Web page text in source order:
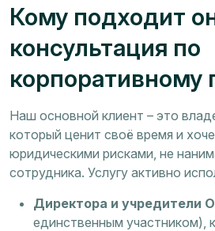
Кому подходит
консультация по
корпоративному
Наш основной клиент – это
который ценит своё время и
юридическими рисками, не
сотрудника. Услугу активно
Директора и учредители
единственным участником),